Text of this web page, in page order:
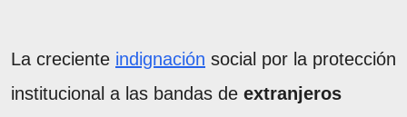
La creciente indignación social por la protección
institucional a las bandas de extranjeros